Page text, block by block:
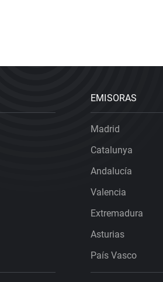
EMISORAS
Madrid
Catalunya
Andalucía
Valencia
Extremadura
Asturias
País Vasco